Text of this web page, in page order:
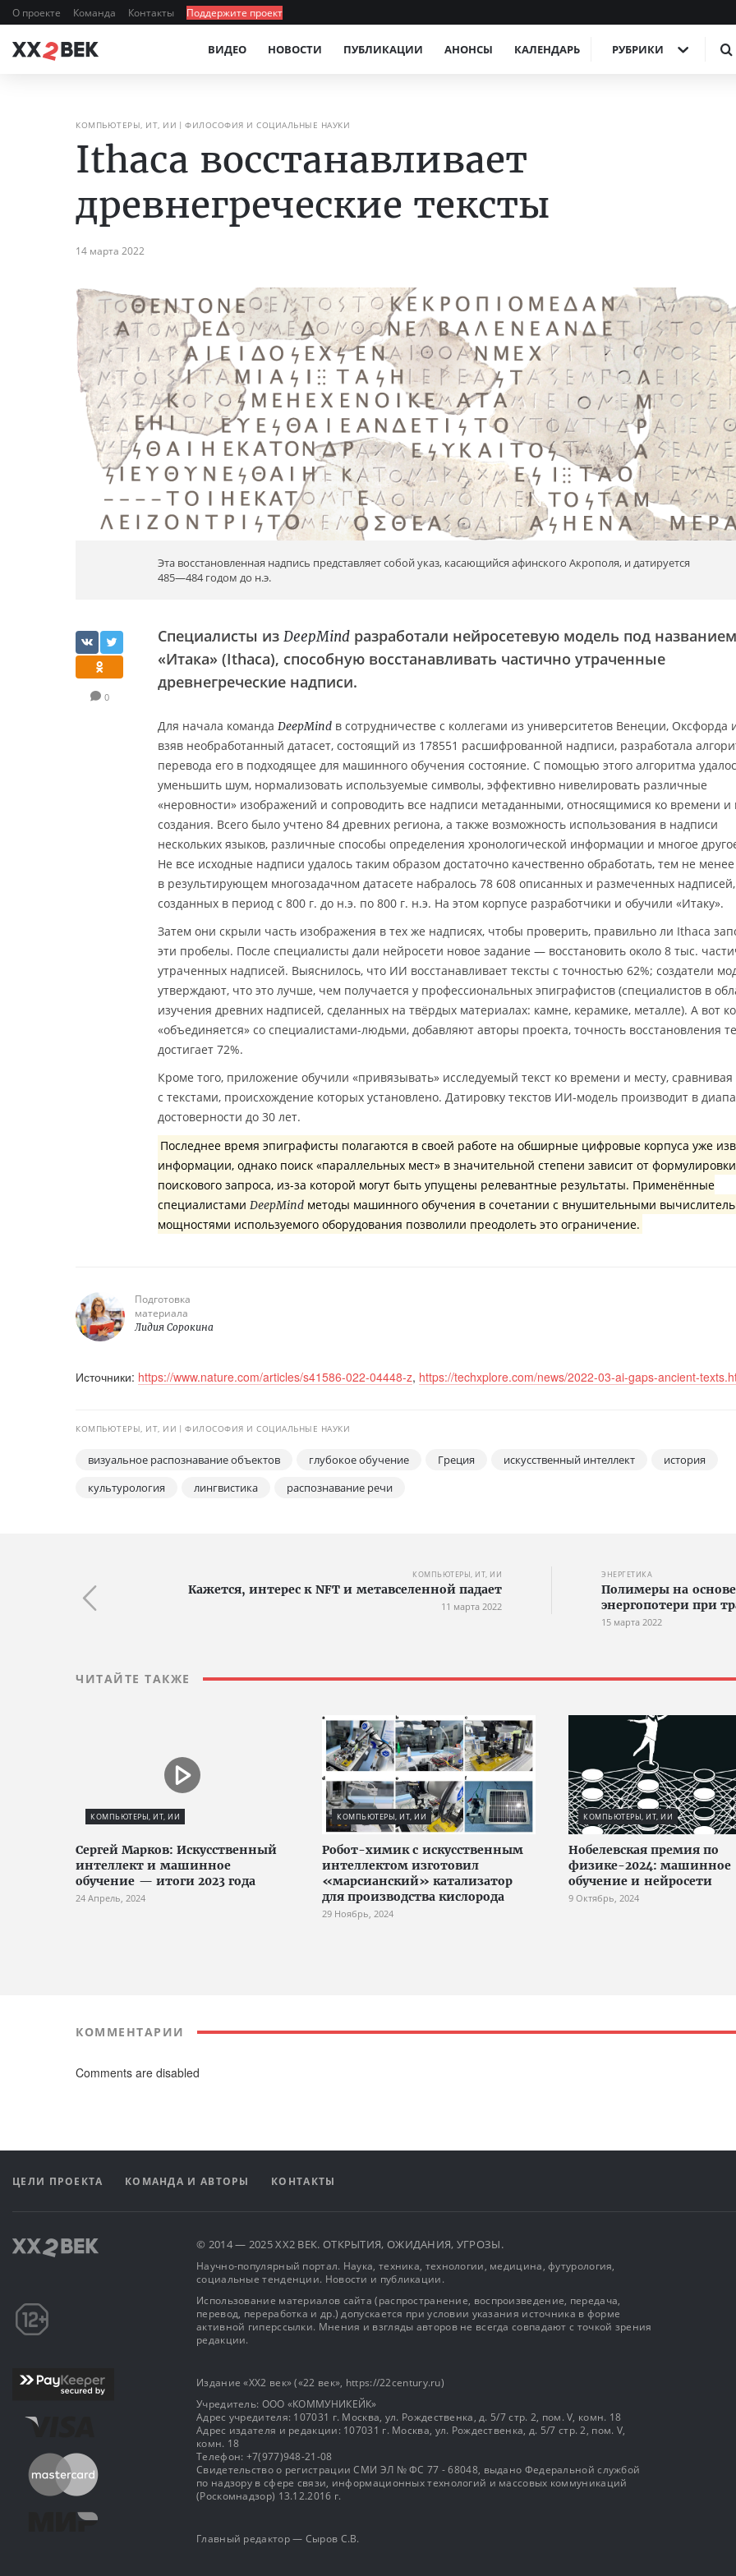
О проекте Команда Контакты Поддержите проект
ВИДЕО НОВОСТИ ПУБЛИКАЦИИ АНОНСЫ КАЛЕНДАРЬ РУБРИКИ
КОМПЬЮТЕРЫ, ИТ, ИИ ФИЛОСОФИЯ И СОЦИАЛЬНЫЕ НАУКИ
Ithaca восстанавливает
древнегреческие тексты
14 марта 2022
Эта восстановленная надпись представляет собой указ, касающийся афинского Акрополя, и датируется
485—484 годом до н.э.
0
Cпециалисты из DeepMind разработали нейросетевую модель под названием
«Итака» (Ithaca), способную восстанавливать частично утраченные
древнегреческие надписи.
Для начала команда DeepMind в сотрудничестве с коллегами из университетов Венеции, Оксфорда
взяв необработанный датасет, состоящий из 178551 расшифрованной надписи, разработала
перевода его в подходящее для машинного обучения состояние. С помощью этого алгоритма
уменьшить шум, нормализовать используемые символы, эффективно нивелировать различные
«неровности» изображений и сопроводить все надписи метаданными, относящимися ко времени и
создания. Всего было учтено 84 древних региона, а также возможность использования в надписи
нескольких языков, различные способы определения хронологической информации и многое
Не все исходные надписи удалось таким образом достаточно качественно обработать, тем не менее
в результирующем многозадачном датасете набралось 78 608 описанных и размеченных надписей,
созданных в период с 800 г. до н.э. по 800 г. н.э. На этом корпусе разработчики и обучили «Итаку».
Затем они скрыли часть изображения в тех же надписях, чтобы проверить, правильно ли Ithaca
эти пробелы. После специалисты дали нейросети новое задание — восстановить около 8 тыс.
утраченных надписей. Выяснилось, что ИИ восстанавливает тексты с точностью 62%; создатели
утверждают, что это лучше, чем получается у профессиональных эпиграфистов (специалистов в
изучения древних надписей, сделанных на твёрдых материалах: камне, керамике, металле). А вот
«объединяется» со специалистами-людьми, добавляют авторы проекта, точность восстановления
достигает 72%.
Кроме того, приложение обучили «привязывать» исследуемый текст ко времени и месту, сравнивая
с текстами, происхождение которых установлено. Датировку текстов ИИ-модель производит в
достоверности до 30 лет.
Последнее время эпиграфисты полагаются в своей работе на обширные цифровые корпуса уже
информации, однако поиск «параллельных мест» в значительной степени зависит от формулировки
поискового запроса, из-за которой могут быть упущены релевантные результаты. Применённые
специалистами DeepMind методы машинного обучения в сочетании с внушительными
мощностями используемого оборудования позволили преодолеть это ограничение.
Подготовка
материала
Лидия Сорокина
Источники: https://www.nature.com/articles/s41586-022-04448-z, https://techxplore.com/news/2022-03-ai-gaps-ancient-
КОМПЬЮТЕРЫ, ИТ, ИИ ФИЛОСОФИЯ И СОЦИАЛЬНЫЕ НАУКИ
визуальное распознавание объектов глубокое обучение Греция искусственный интеллект
история
культурология
лингвистика распознавание речи
КОМПЬЮТЕРЫ, ИТ, ИИ
Кажется, интерес к NFT и метавселенной падает
11 марта 2022
ЭНЕРГЕТИКА
Полимеры на
энергопотери при
15 марта 2022
ЧИТАЙТЕ ТАКЖЕ
КОМПЬЮТЕРЫ, ИТ, ИИ
Сергей Марков: Искусственный
интеллект и машинное
обучение — итоги 2023 года
24 Апрель, 2024
КОМПЬЮТЕРЫ, ИТ, ИИ
Робот-химик с искусственным
интеллектом изготовил
«марсианский» катализатор
для производства кислорода
29 Ноябрь, 2024
КОМПЬЮТЕРЫ, ИТ, ИИ
Нобелевская премия по
физике-2024: машинное
обучение и нейросети
9 Октябрь, 2024
КОММЕНТАРИИ
Comments are disabled
ЦЕЛИ ПРОЕКТА КОМАНДА И АВТОРЫ КОНТАКТЫ
© 2014 — 2025 XX2 ВЕК. ОТКРЫТИЯ, ОЖИДАНИЯ, УГРОЗЫ.
Научно-популярный портал. Наука, техника, технологии, медицина, футурология,
социальные тенденции. Новости и публикации.
Использование материалов сайта (распространение, воспроизведение, передача,
перевод, переработка и др.) допускается при условии указания источника в форме
активной гиперссылки. Мнения и взгляды авторов не всегда совпадают с точкой зрения
редакции.
Издание «XX2 век» («22 век», https://22century.ru)
Учредитель: OOO «КОММУНИКЕЙК»
Адрес учредителя: 107031 г. Москва, ул. Рождественка, д. 5/7 стр. 2, пом. V, комн. 18
Адрес издателя и редакции: 107031 г. Москва, ул. Рождественка, д. 5/7 стр. 2, пом. V,
комн. 18
Телефон: +7(977)948-21-08
Свидетельство о регистрации СМИ ЭЛ № ФС 77 - 68048, выдано Федеральной службой
по надзору в сфере связи, информационных технологий и массовых коммуникаций
(Роскомнадзор) 13.12.2016 г.
Главный редактор — Сыров С.В.